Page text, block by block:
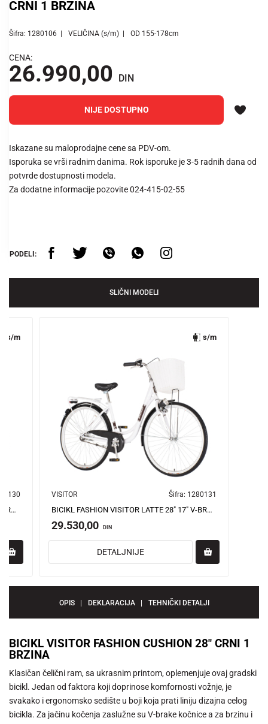
CRNI 1 BRZINA
Šifra: 1280106 VELIČINA (s/m) OD 155-178cm
CENA:
26.990,00 DIN
NIJE DOSTUPNO
Iskazane su maloprodajne cene sa PDV-om.
Isporuka se vrši radnim danima. Rok isporuke je 3-5 radnih dana od
potvrde dostupnosti modela.
Za dodatne informacije pozovite 024-415-02-55
PODELI:
SLIČNI MODELI
s/m
BICIKL FASHION VISITOR LATTE 28" 17" V-BRAKE 6 BRZINA 155-178CM (S/M) BELO BRAON
s/m
VISITOR Šifra: 1280131
BICIKL FASHION VISITOR LATTE 28" 17" V-BRAKE KONTRA FAVORIT 155-178CM (S/M) BELO BRAON
29.530,00 DIN
DETALJNIJE
OPIS DEKLARACIJA TEHNIČKI DETALJI
BICIKL VISITOR FASHION CUSHION 28" CRNI 1
BRZINA
Klasičan čelični ram, sa ukrasnim printom, oplemenjuje ovaj gradski
bicikl. Jedan od faktora koji doprinose komfornosti vožnje, je
svakako i ergonomsko sedište u boji koja prati liniju dizajna celog
bicikla. Za jačinu kočenja zaslužne su V-brake kočnice a za brzinu i